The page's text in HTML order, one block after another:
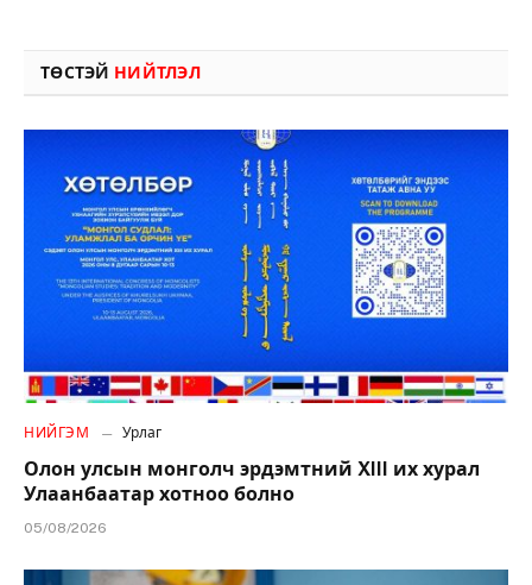
ТӨСТЭЙ НИЙТЛЭЛ
НИЙГЭМ Урлаг
Олон улсын монголч эрдэмтний XIII их хурал
Улаанбаатар хотноо болно
05/08/2026